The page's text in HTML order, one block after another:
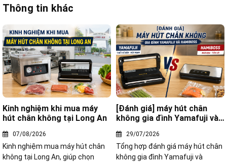
Thông tin khác
Kinh nghiệm khi mua máy
hút chân không tại Long An
07/08/2026
Kinh nghiệm mua máy hút chân
không tại Long An, giúp chọn
[Đánh giá] máy hút chân
không gia đình Yamafuji và
29/07/2026
Tổng hợp đánh giá máy hút chân
không gia đình Yamafuji và